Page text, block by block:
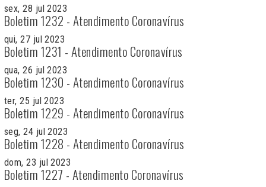
sex, 28 jul 2023
Boletim 1232 - Atendimento Coronavírus
qui, 27 jul 2023
Boletim 1231 - Atendimento Coronavírus
qua, 26 jul 2023
Boletim 1230 - Atendimento Coronavírus
ter, 25 jul 2023
Boletim 1229 - Atendimento Coronavírus
seg, 24 jul 2023
Boletim 1228 - Atendimento Coronavírus
dom, 23 jul 2023
Boletim 1227 - Atendimento Coronavírus